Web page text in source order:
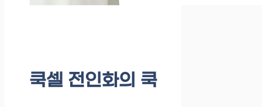
쿡셀 전인화의 쿡